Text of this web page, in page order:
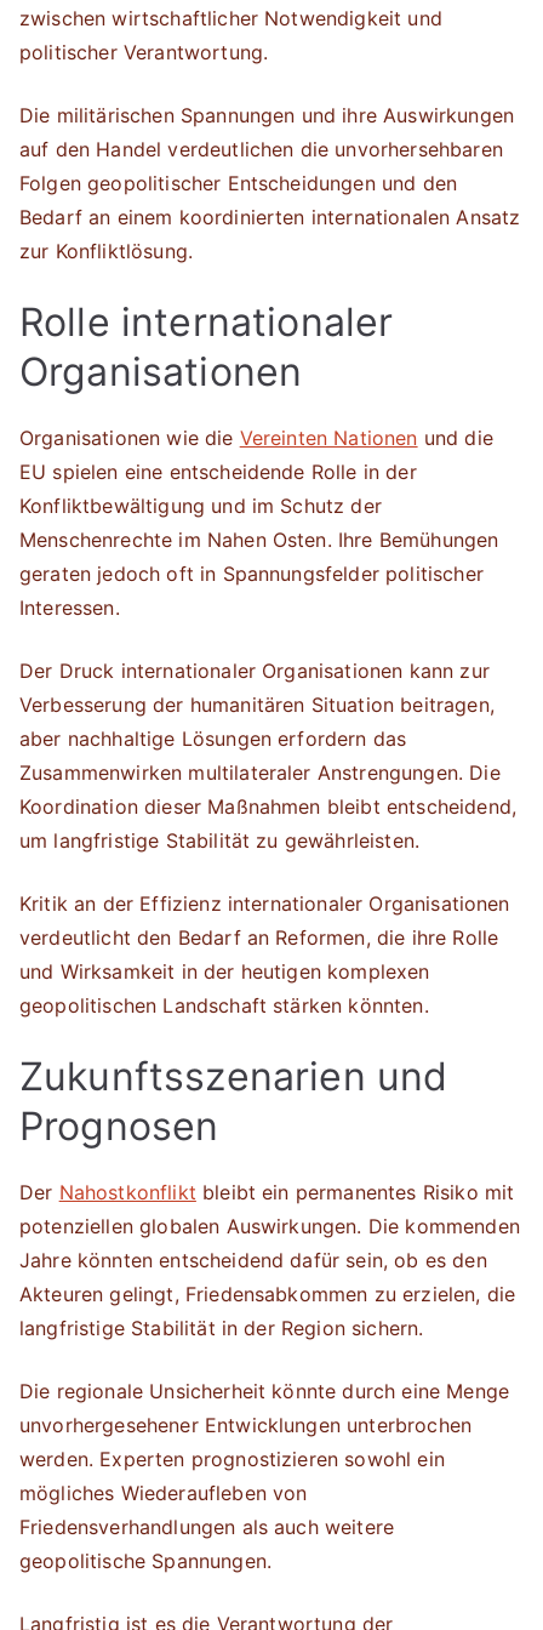
zwischen wirtschaftlicher Notwendigkeit und
politischer Verantwortung.
Die militärischen Spannungen und ihre Auswirkungen
auf den Handel verdeutlichen die unvorhersehbaren
Folgen geopolitischer Entscheidungen und den
Bedarf an einem koordinierten internationalen Ansatz
zur Konfliktlösung.
Rolle internationaler
Organisationen
Organisationen wie die Vereinten Nationen und die
EU spielen eine entscheidende Rolle in der
Konfliktbewältigung und im Schutz der
Menschenrechte im Nahen Osten. Ihre Bemühungen
geraten jedoch oft in Spannungsfelder politischer
Interessen.
Der Druck internationaler Organisationen kann zur
Verbesserung der humanitären Situation beitragen,
aber nachhaltige Lösungen erfordern das
Zusammenwirken multilateraler Anstrengungen. Die
Koordination dieser Maßnahmen bleibt entscheidend,
um langfristige Stabilität zu gewährleisten.
Kritik an der Effizienz internationaler Organisationen
verdeutlicht den Bedarf an Reformen, die ihre Rolle
und Wirksamkeit in der heutigen komplexen
geopolitischen Landschaft stärken könnten.
Zukunftsszenarien und
Prognosen
Der Nahostkonflikt bleibt ein permanentes Risiko mit
potenziellen globalen Auswirkungen. Die kommenden
Jahre könnten entscheidend dafür sein, ob es den
Akteuren gelingt, Friedensabkommen zu erzielen, die
langfristige Stabilität in der Region sichern.
Die regionale Unsicherheit könnte durch eine Menge
unvorhergesehener Entwicklungen unterbrochen
werden. Experten prognostizieren sowohl ein
mögliches Wiederaufleben von
Friedensverhandlungen als auch weitere
geopolitische Spannungen.
Langfristig ist es die Verantwortung der